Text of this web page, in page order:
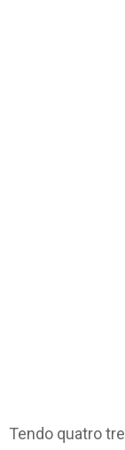
Tendo quatro